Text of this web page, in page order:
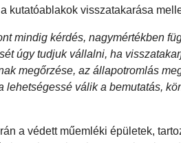
kutatóablakok visszatakarása
mindig kérdés, nagymértékben
úgy tudjuk vállalni, ha
megőrzése, az állapotromlás
válik a bemutatás,
a védett műemléki épületek,